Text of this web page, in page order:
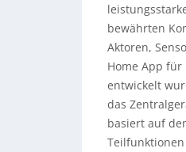
bewährten
Aktoren,
Home App für
entwickelt
das
basiert auf
Teilfunktionen